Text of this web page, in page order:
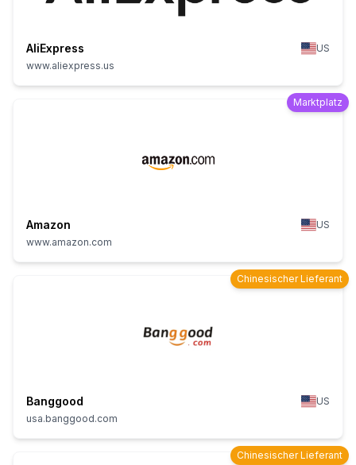
AliExpress
US
www.aliexpress.us
Marktplatz
Amazon
US
www.amazon.com
Chinesischer Lieferant
Banggood
US
usa.banggood.com
Chinesischer Lieferant